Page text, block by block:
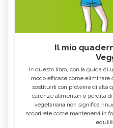
Il mio
In questo libro, con la guida di
modo efficace come eliminare
sostituirli con proteine di alta
carenze alimentari o perdita
vegetariana non significa
scoprirete come mantenervi in